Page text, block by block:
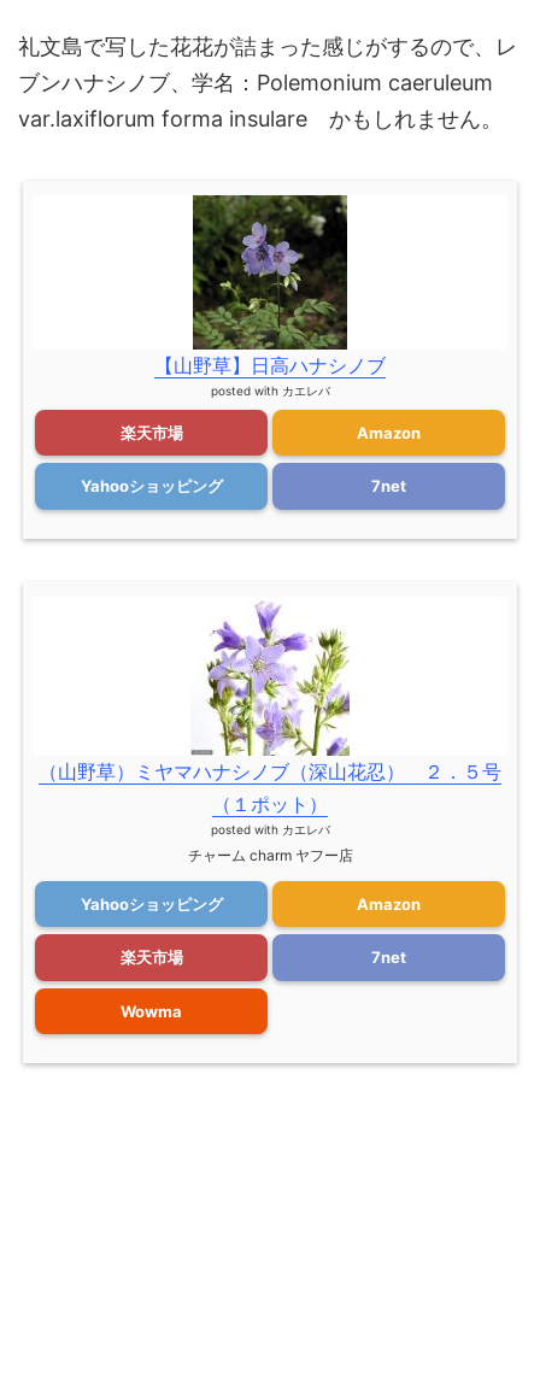
礼文島で写した花花が詰まった感じがするので、レ
ブンハナシノブ、学名：Polemonium caeruleum
var.laxiflorum forma insulare かもしれません。
【山野草】日高ハナシノブ
posted with カエレバ
楽天市場 Amazon
Yahooショッピング 7net
（山野草）ミヤマハナシノブ（深山花忍） ２．５号
（１ポット）
posted with カエレバ
チャーム charm ヤフー店
Yahooショッピング Amazon
楽天市場 7net
Wowma